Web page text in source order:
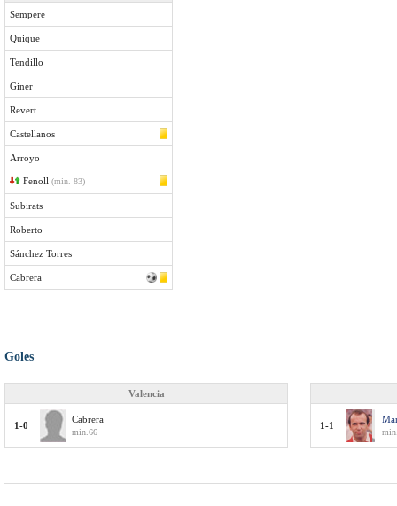
Sempere
Quique
Tendillo
Giner
Revert
Castellanos
Arroyo
Fenoll (min. 83)
Subirats
Roberto
Sánchez Torres
Cabrera
Goles
Valencia
1-0
Cabrera
min.66
1-1